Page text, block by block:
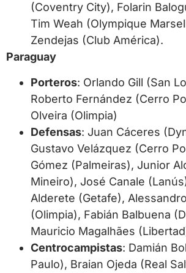
(Coventry City), Folarin
Tim Weah (Olympique
Zendejas (Club América).
Paraguay
Porteros: Orlando Gill (San
Roberto Fernández (Cerro
Olveira (Olimpia)
Defensas: Juan Cáceres
Gustavo Velázquez (Cerro
Gómez (Palmeiras), Junior
Mineiro), José Canale
Alderete (Getafe),
(Olimpia), Fabián Balbuena
Mauricio Magalhães
Centrocampistas: Damián
Paulo), Braian Ojeda (Real